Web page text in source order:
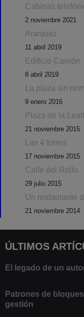
Cabinas
2 noviembre 2021
Aranjuez
11 abril 2019
Edificio Carrión
8 abril 2019
La plaza sin
9 enero 2016
Plaza de la
21 noviembre 2015
Las 4 torres
17 noviembre 2015
Calle del Rollo
29 julio 2015
Un restaurante
21 noviembre 2014
ÚLTIMOS
El legado de un
Patrones de
gestión